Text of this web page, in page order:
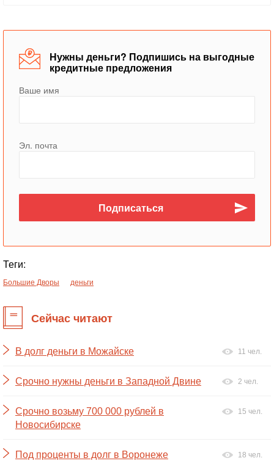
Нужны деньги? Подпишись на выгодные
кредитные предложения
Ваше имя
Эл. почта
Теги:
Большие Дворы деньги
Сейчас читают
В долг деньги в Можайске 11 чел.
Срочно нужны деньги в Западной Двине 2 чел.
Срочно возьму 700 000 рублей в
Новосибирске
15 чел.
Под проценты в долг в Воронеже 18 чел.